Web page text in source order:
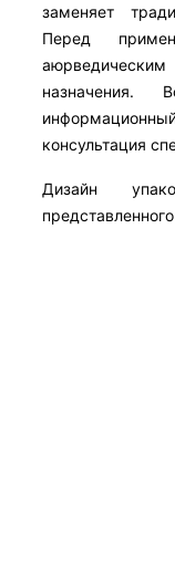
заменяет
Перед
назначения.
консультация
Дизайн